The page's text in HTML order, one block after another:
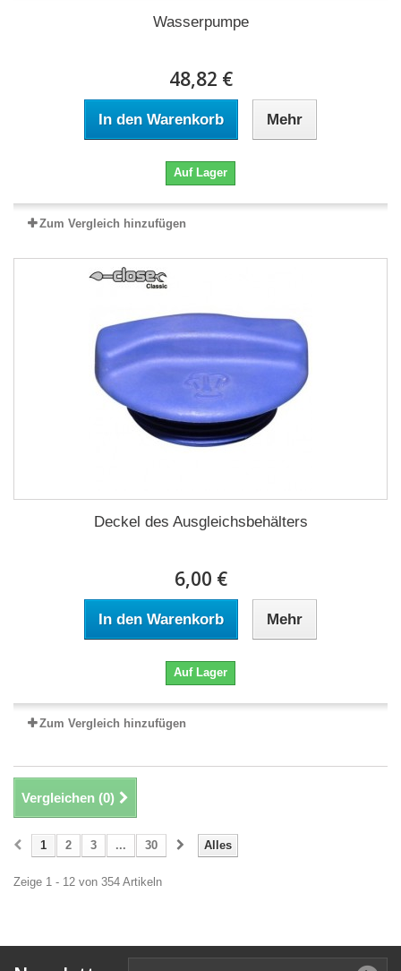
Wasserpumpe
48,82 €
In den Warenkorb Mehr
Auf Lager
Zum Vergleich hinzufügen
Deckel des Ausgleichsbehälters
6,00 €
In den Warenkorb Mehr
Auf Lager
Zum Vergleich hinzufügen
Vergleichen (0)
Alles
1 2 3 ... 30
Zeige 1 - 12 von 354 Artikeln